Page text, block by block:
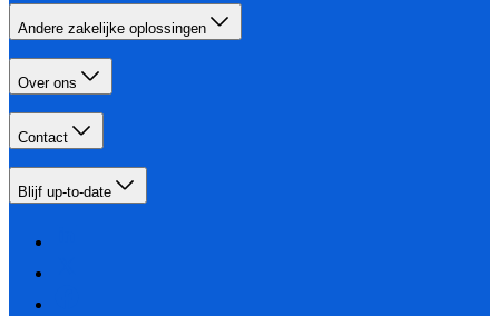
Andere zakelijke oplossingen
Over ons
Contact
Blijf up-to-date